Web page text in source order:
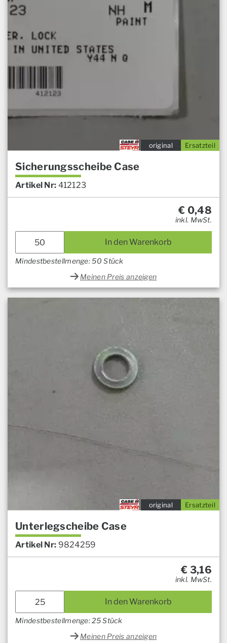
Ersatzteil
original
Sicherungsscheibe Case
Artikel Nr: 412123
€ 0,48
inkl. MwSt.
In den Warenkorb
Mindestbestellmenge: 50 Stück
Meinen Preis anzeigen
Ersatzteil
original
Unterlegscheibe Case
Artikel Nr: 9824259
€ 3,16
inkl. MwSt.
In den Warenkorb
Mindestbestellmenge: 25 Stück
Meinen Preis anzeigen